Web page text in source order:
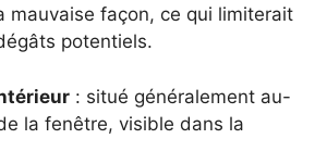
mauvaise façon, ce qui limiterait
potentiels.
: situé généralement au-
la fenêtre, visible dans la